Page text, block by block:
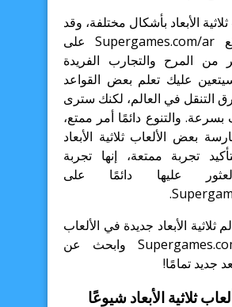
الأبعاد بأشكال مختلفة، وقد
حرص موقع Supergames.com/ar على
من المرح والتجارب الفريدة
سيتعين عليك تعلم بعض القواعد
التنقل في العالم، لكنك سترى
والتنوع دائمًا أمر ممتع،
بعض الألعاب ثلاثية الأبعاد
تجربة ممتعة، إنها تجربة
عليها دائمًا على
الأبعاد جديدة في الألعاب
على Supergames.com/ar وابحث عن
جديد تمامًا!
ثلاثية الأبعاد شيوعًا